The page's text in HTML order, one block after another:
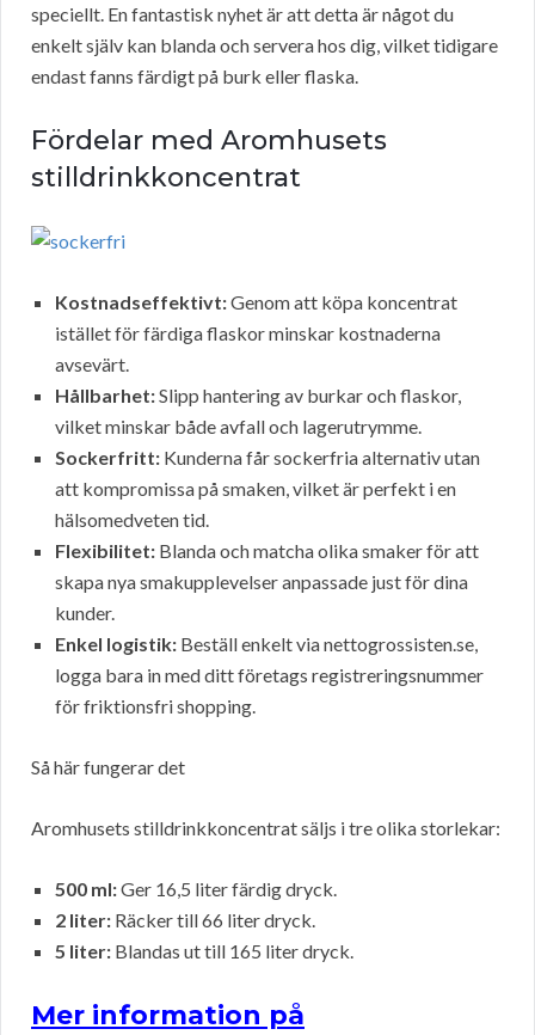
speciellt. En fantastisk nyhet är att detta är något du
enkelt själv kan blanda och servera hos dig, vilket tidigare
endast fanns färdigt på burk eller flaska.
Fördelar med Aromhusets
stilldrinkkoncentrat
Kostnadseffektivt:Genom att köpa koncentrat
istället för färdiga flaskor minskar kostnaderna
avsevärt.
Hållbarhet:Slipp hantering av burkar och flaskor,
vilket minskar både avfall och lagerutrymme.
Sockerfritt: Kunderna får sockerfria alternativ utan
att kompromissa på smaken, vilket är perfekt i en
hälsomedveten tid.
Flexibilitet: Blanda och matcha olika smaker för att
skapa nya smakupplevelser anpassade just för dina
kunder.
Enkel logistik: Beställ enkelt via nettogrossisten.se,
logga bara in med ditt företags registreringsnummer
för friktionsfri shopping.
Så här fungerar det
Aromhusets stilldrinkkoncentrat säljs i tre olika storlekar:
500 ml:Ger 16,5 liter färdig dryck.
2 liter: Räcker till 66 liter dryck.
5 liter: Blandas ut till 165 liter dryck.
Mer information på